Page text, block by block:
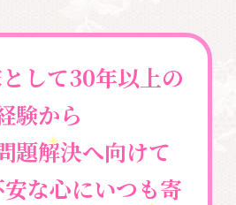
して30年以上の
験から
題解決へ向けて
な心にいつも寄